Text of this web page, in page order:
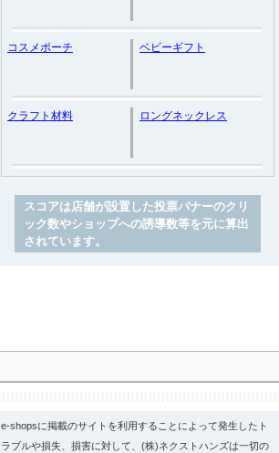
コスメポーチ ベビーギフト
クラフト材料 ロングネックレス
スコアは店舗が設置した投票バナーのクリ
ック数やショップへの誘導数等を元に算出
されています。
e-shopsに掲載のサイトを利用することによって発生したト
ラブルや損失、損害に対して、(株)ネクストハンズは一切の